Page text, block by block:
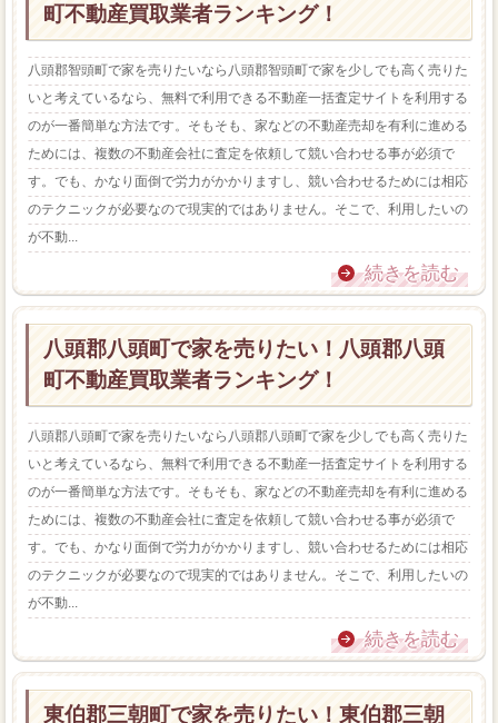
町不動産買取業者ランキング！
八頭郡智頭町で家を売りたいなら八頭郡智頭町で家を少しでも高く売りた
いと考えているなら、無料で利用できる不動産一括査定サイトを利用する
のが一番簡単な方法です。そもそも、家などの不動産売却を有利に進める
ためには、複数の不動産会社に査定を依頼して競い合わせる事が必須で
す。でも、かなり面倒で労力がかかりますし、競い合わせるためには相応
のテクニックが必要なので現実的ではありません。そこで、利用したいの
が不動...
続きを読む
八頭郡八頭町で家を売りたい！八頭郡八頭
町不動産買取業者ランキング！
八頭郡八頭町で家を売りたいなら八頭郡八頭町で家を少しでも高く売りた
いと考えているなら、無料で利用できる不動産一括査定サイトを利用する
のが一番簡単な方法です。そもそも、家などの不動産売却を有利に進める
ためには、複数の不動産会社に査定を依頼して競い合わせる事が必須で
す。でも、かなり面倒で労力がかかりますし、競い合わせるためには相応
のテクニックが必要なので現実的ではありません。そこで、利用したいの
が不動...
続きを読む
東伯郡三朝町で家を売りたい！東伯郡三朝